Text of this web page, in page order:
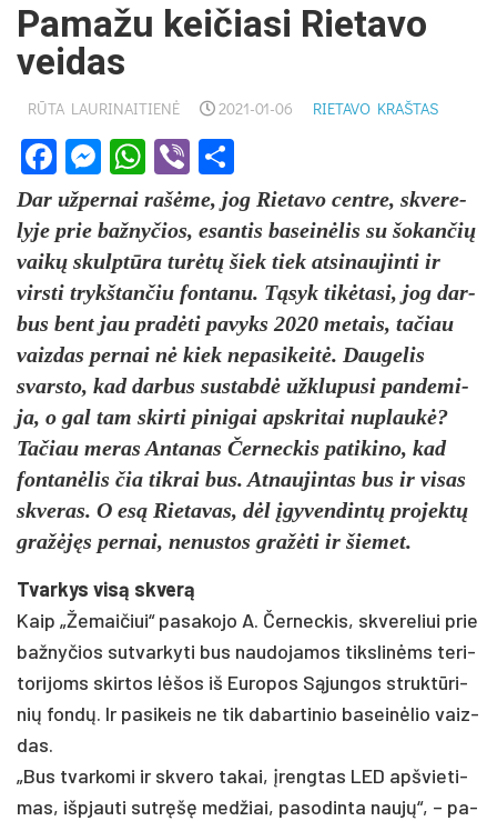
Pamažu keičiasi Rietavo
veidas
RŪTA LAURINAITIENĖ 2021-01-06 RIETAVO KRAŠTAS
Facebook
Messenger
WhatsApp
Viber
Dar už­per­nai rašė­me, jog Rie­ta­vo cent­re, skve­re­
ly­je prie baž­ny­čios, esan­tis ba­seinė­lis su šo­kan­čių
vaikų skulptū­ra turėtų šiek tiek at­si­nau­jin­ti ir
virs­ti trykš­tan­čiu fon­ta­nu. Tąsyk tikė­ta­si, jog dar­
bus bent jau pra­dėti pa­vyks 2020 me­tais, ta­čiau
vaiz­das per­nai nė kiek ne­pa­si­keitė. Dau­ge­lis
svars­to, kad dar­bus su­stabdė užk­lu­pu­si pan­de­mi­
ja, o gal tam skir­ti pi­ni­gai ap­skri­tai nu­plaukė?
Ta­čiau me­ras An­ta­nas Čer­nec­kis pa­ti­ki­no, kad
fon­tanė­lis čia tik­rai bus. At­nau­jin­tas bus ir vi­sas
skve­ras. O esą Rie­ta­vas, dėl įgy­ven­dintų pro­jektų
gražėjęs per­nai, ne­nus­tos gražė­ti ir šie­met.
Tvar­kys visą skverą
Kaip „Že­mai­čiui“ pa­sa­ko­jo A. Čer­nec­kis, skve­re­liui prie
baž­ny­čios su­tvar­ky­ti bus nau­do­ja­mos tiks­linėms te­ri­
to­ri­joms skir­tos lėšos iš Eu­ro­pos Sąjun­gos struktū­ri­
nių fondų. Ir pa­si­keis ne tik da­bar­ti­nio ba­seinė­lio vaiz­
das.
„Bus tvar­ko­mi ir skve­ro ta­kai, įreng­tas LED ap­švie­ti­
mas, išp­jau­ti su­tręšę med­žiai, pa­so­din­ta naujų“, – pa­